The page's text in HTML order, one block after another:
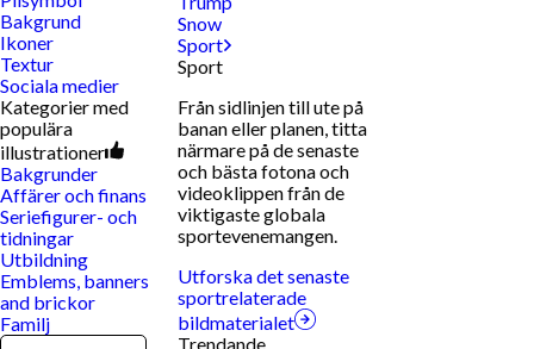
Bakgrund
Ikoner
Textur
Sociala medier
Kategorier med
populära
illustrationer
Bakgrunder
Affärer och finans
Seriefigurer- och
tidningar
Utbildning
Emblems, banners
and brickor
Familj
Snow
Sport
Sport
Från sidlinjen till ute på
banan eller planen, titta
närmare på de senaste
och bästa fotona och
videoklippen från de
viktigaste globala
sportevenemangen.
Utforska det senaste
sportrelaterade
bildmaterialet
Trendande